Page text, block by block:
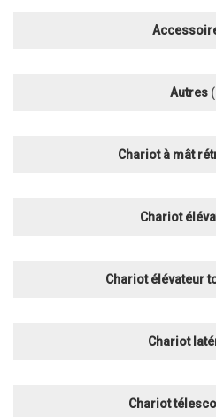
Autres
Chariot à mât
Chariot
Chariot élévateur
Chariot
Chariot